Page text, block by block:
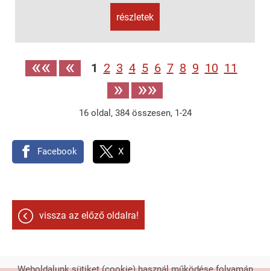
részletek
«« « 1 2 3 4 5 6 7 8 9 10 11
» »»
16 oldal,384 összesen,1-24
Facebook X
vissza az előző oldalra!